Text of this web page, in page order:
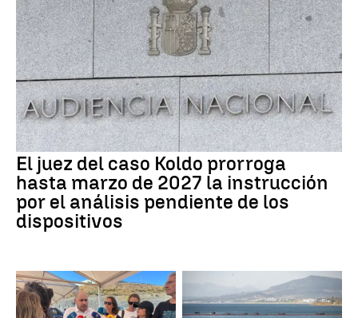
El juez del caso Koldo prorroga
hasta marzo de 2027 la instrucción
por el análisis pendiente de los
dispositivos